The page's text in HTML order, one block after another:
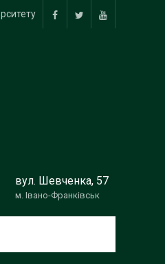
facebooktwitter youtube
вул. Шевченка, 57
м. Івано-Франківськ